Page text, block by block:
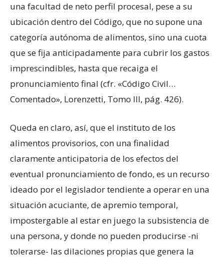
una facultad de neto perfil procesal, pese a su
ubicación dentro del Código, que no supone una
categoría autónoma de alimentos, sino una cuota
que se fija anticipadamente para cubrir los gastos
imprescindibles, hasta que recaiga el
pronunciamiento final (cfr. «Código Civil…
Comentado», Lorenzetti, Tomo III, pág. 426).
Queda en claro, así, que el instituto de los
alimentos provisorios, con una finalidad
claramente anticipatoria de los efectos del
eventual pronunciamiento de fondo, es un recurso
ideado por el legislador tendiente a operar en una
situación acuciante, de apremio temporal,
impostergable al estar en juego la subsistencia de
una persona, y donde no pueden producirse -ni
tolerarse- las dilaciones propias que genera la